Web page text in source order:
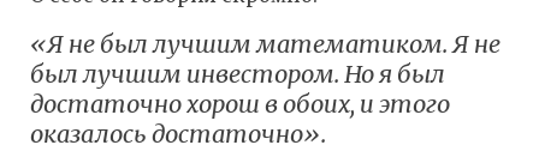
«Я не был лучшим математиком. Я не
был лучшим инвестором. Но я был
достаточно хорош в обоих, и этого
оказалось достаточно».